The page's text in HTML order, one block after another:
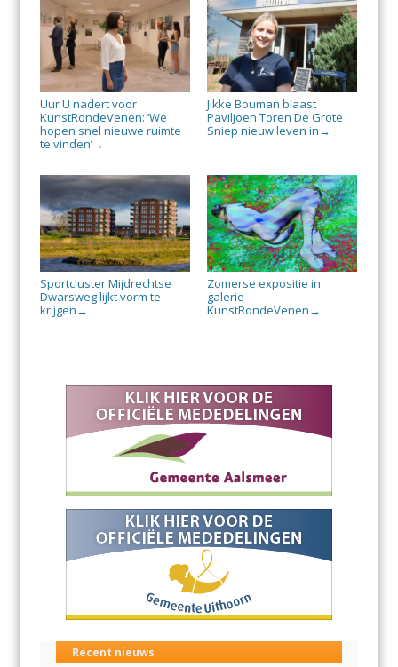
Uur U nadert voor
KunstRondeVenen: ‘We
hopen snel nieuwe ruimte
te vinden’→
Jikke Bouman blaast
Paviljoen Toren De Grote
Sniep nieuw leven in →
Sportcluster Mijdrechtse
Dwarsweg lijkt vorm te
krijgen →
Zomerse expositie in
galerie
KunstRondeVenen →
Recent nieuws